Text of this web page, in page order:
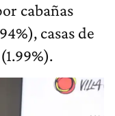
cabañas
casas de